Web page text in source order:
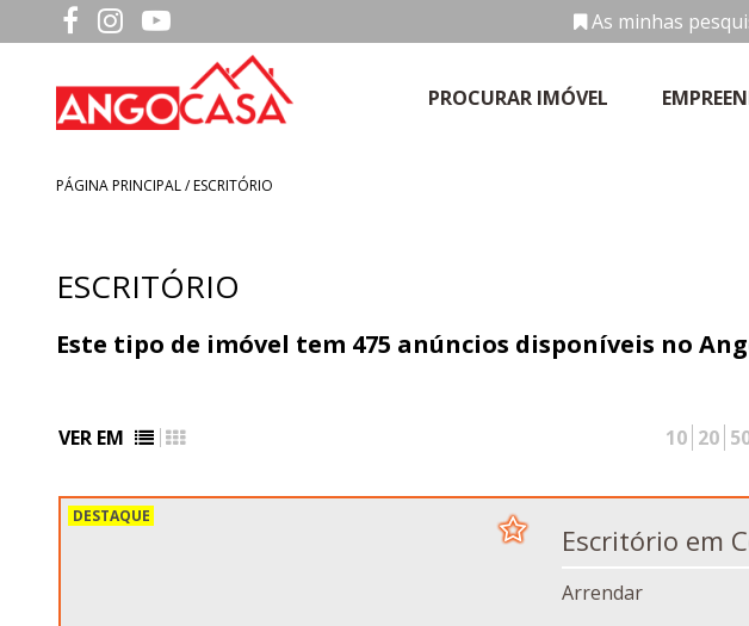
As minhas
PROCURAR IMÓVEL
PÁGINA PRINCIPAL/ ESCRITÓRIO
ESCRITÓRIO
Este tipo de imóvel tem 475 anúncios disponíveis no
VER EM 10 20
Arrendar